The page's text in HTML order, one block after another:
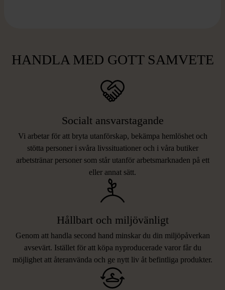
HANDLA MED GOTT SAMVETE
Socialt ansvarstagande
Vi arbetar för att bryta utanförskap, bekämpa hemlöshet och
stötta personer i svåra livssituationer och i våra butiker
arbetstränar personer som står utanför arbetsmarknaden på ett
eller annat sätt.
Hållbart och miljövänligt
Genom att handla second hand minskar du din miljöpåverkan
avsevärt. Istället för att köpa nyproducerade varor får du
möjlighet att återanvända och ge nytt liv åt befintliga produkter.